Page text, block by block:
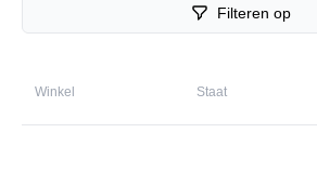
Filteren op
Winkel Staat